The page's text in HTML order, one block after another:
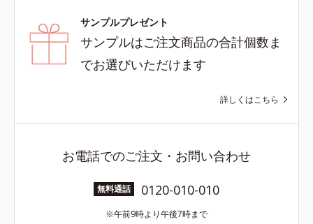
サンプルプレゼント
サンプルはご注文商品の合計個数ま
でお選びいただけます
詳しくはこちら
お電話でのご注文・お問い合わせ
無料通話 0120-010-010
午前9時より午後7時まで